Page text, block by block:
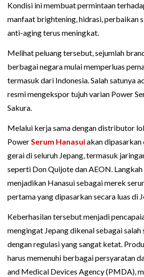
Kondisi ini membuat permintaan
manfaat brightening, hidrasi, perbaikan
anti-aging terus meningkat.
Melihat peluang tersebut, sejumlah
berbagai negara mulai memperluas
termasuk dari Indonesia. Salah satunya
resmi mengekspor tujuh varian Power
Sakura.
Melalui kerja sama dengan distributor
PowerSerum Hanasuiakan
gerai di seluruh Jepang, termasuk
seperti Don Quijote dan AEON. Langkah
menjadikan Hanasui sebagai merek
pertama yang dipasarkan secara luas di
Keberhasilan tersebut menjadi
mengingat Jepang dikenal sebagai
dengan regulasi yang sangat ketat.
harus memenuhi berbagai persyaratan
and Medical Devices Agency (PMDA),